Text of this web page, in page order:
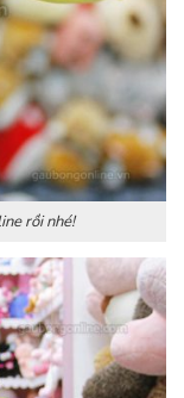
rồi nhé!